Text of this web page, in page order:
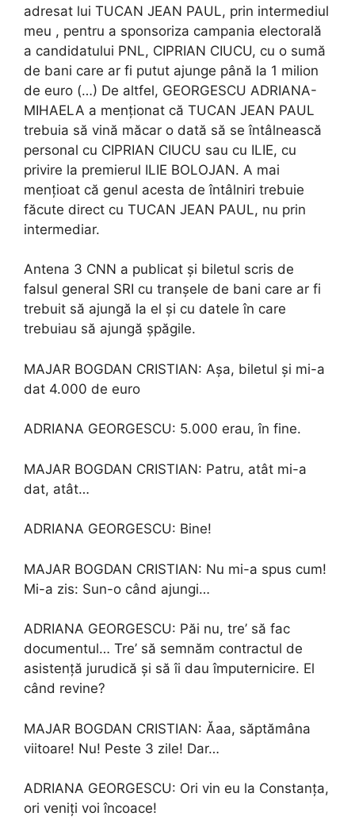
adresat lui TUCAN JEAN PAUL, prin intermediul
meu , pentru a sponsoriza campania electorală
a candidatului PNL, CIPRIAN CIUCU, cu o sumă
de bani care ar fi putut ajunge până la 1 milion
de euro (…) De altfel, GEORGESCU ADRIANA-
MIHAELA a menționat că TUCAN JEAN PAUL
trebuia să vină măcar o dată să se întâlnească
personal cu CIPRIAN CIUCU sau cu ILIE, cu
privire la premierul ILIE BOLOJAN. A mai
mențioat că genul acesta de întâlniri trebuie
făcute direct cu TUCAN JEAN PAUL, nu prin
intermediar.
Antena 3 CNN a publicat și biletul scris de
falsul general SRI cu tranșele de bani care ar fi
trebuit să ajungă la el și cu datele în care
trebuiau să ajungă șpăgile.
MAJAR BOGDAN CRISTIAN: Așa, biletul și mi-a
dat 4.000 de euro
ADRIANA GEORGESCU: 5.000 erau, în fine.
MAJAR BOGDAN CRISTIAN: Patru, atât mi-a
dat, atât…
ADRIANA GEORGESCU: Bine!
MAJAR BOGDAN CRISTIAN: Nu mi-a spus cum!
Mi-a zis: Sun-o când ajungi…
ADRIANA GEORGESCU: Păi nu, tre’ să fac
documentul… Tre’ să semnăm contractul de
asistență jurudică și să îi dau împuternicire. El
când revine?
MAJAR BOGDAN CRISTIAN: Ăaa, săptămâna
viitoare! Nu! Peste 3 zile! Dar…
ADRIANA GEORGESCU: Ori vin eu la Constanța,
ori veniți voi încoace!